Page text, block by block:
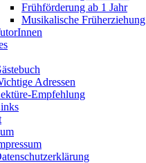
Frühförderung ab 1 Jahr
Musikalische Früherziehung
Adressen
Empfehlung